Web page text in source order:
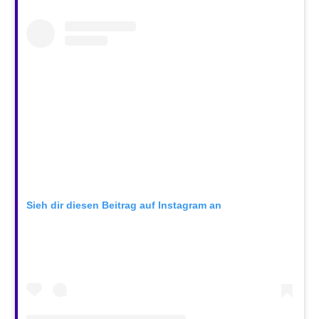
Sieh dir diesen Beitrag auf Instagram an